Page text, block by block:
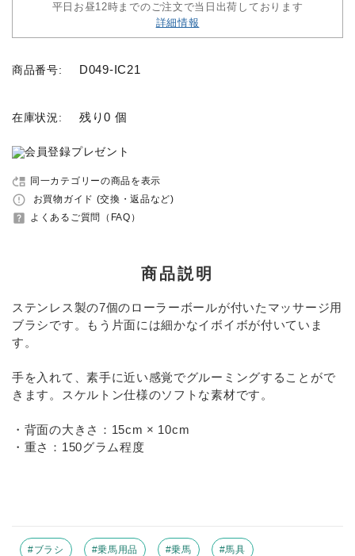
鞍・サドル用品・腹帯
馬着
セット品
収納バッグ
その他ペットグッズ
ブランド一覧
コンテンツ記事
よくあるご質問（FAQ）
平日お昼12時までのご注文で当日出荷しております
詳細情報
商品番号: D049-IC21
在庫状況: 残り0 個
move_up 同一カテゴリーの商品を表示
error_outline お買物ガイド (交換・返品など)
help_center よくあるご質問（FAQ）
商品説明
ステンレス製の7個のローラーボールが付いたマッサージ用
ブラシです。もう片面には細かなイボイボが付いていま
す。
手を入れて、素手に近い感覚でグルーミングすることがで
きます。スケルトン仕様のソフトな素材です。
・背面の大きさ：15cm × 10cm
・重さ：150グラム程度
#ブラシ #乗馬用品 #乗馬 #馬具